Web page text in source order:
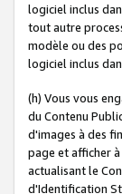
logiciel inclus
tout autre
modèle ou des
logiciel inclus
(h) Vous vous
du Contenu
d'images à des
page et afficher à
actualisant le
d'Identification